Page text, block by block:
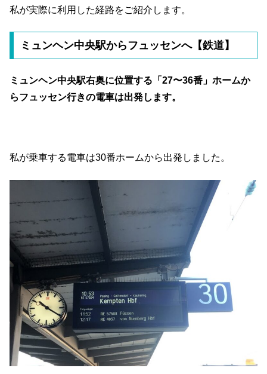
私が実際に利用した経路をご紹介します。
ミュンヘン中央駅からフュッセンへ【鉄道】
ミュンヘン中央駅右奥に位置する「27〜36番」ホームか
らフュッセン行きの電車は出発します。
私が乗車する電車は30番ホームから出発しました。